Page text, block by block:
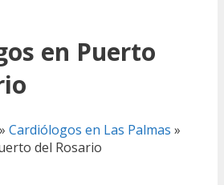
en Puerto
» Cardiólogos en Las Palmas »
del Rosario